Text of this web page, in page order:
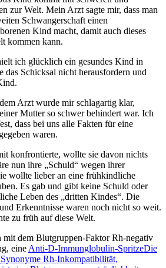
zur Welt. Mein Arzt sagte mir, dass man
Schwangerschaft einen
Kind macht, damit auch dieses
kommen kann.
ich glücklich ein gesundes Kind in
Schicksal nicht herausfordern und
Arzt wurde mir schlagartig klar,
Mutter so schwer behindert war. Ich
dass bei uns alle Fakten für eine
waren.
konfrontierte, wollte sie davon nichts
nun ihre
Schuld
wegen ihrer
wollte lieber an eine frühkindliche
Es gab und gibt keine Schuld oder
Leben des
dritten Kindes . Die
Erkenntnisse waren noch nicht so weit.
zu früh auf diese Welt.
mit dem Blutgruppen-Faktor Rh-negativ
eine Anti-D-Immunglobulin-SpritzeDie
Rh-Inkompatibilität,